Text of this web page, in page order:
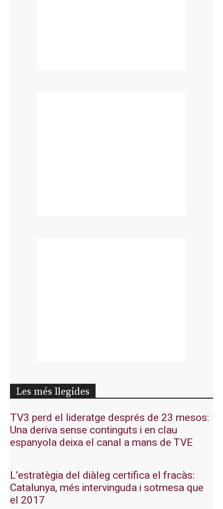
Les més llegides
TV3 perd el lideratge després de 23 mesos:
Una deriva sense continguts i en clau
espanyola deixa el canal a mans de TVE
L’estratègia del diàleg certifica el fracàs:
Catalunya, més intervinguda i sotmesa que
el 2017